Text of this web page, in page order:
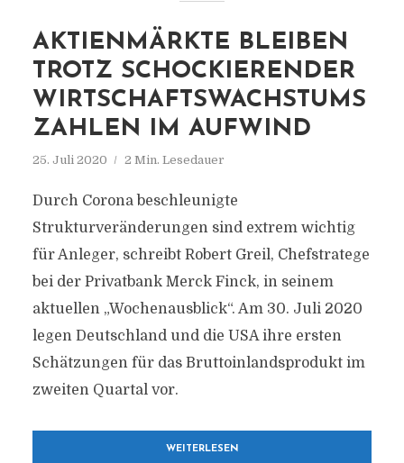
AKTIENMÄRKTE BLEIBEN
TROTZ SCHOCKIERENDER
WIRTSCHAFTSWACHSTUMS
ZAHLEN IM AUFWIND
25. Juli 2020 2 Min. Lesedauer
Durch Corona beschleunigte
Strukturveränderungen sind extrem wichtig
für Anleger, schreibt Robert Greil, Chefstratege
bei der Privatbank Merck Finck, in seinem
aktuellen „Wochenausblick“. Am 30. Juli 2020
legen Deutschland und die USA ihre ersten
Schätzungen für das Bruttoinlandsprodukt im
zweiten Quartal vor.
WEITERLESEN